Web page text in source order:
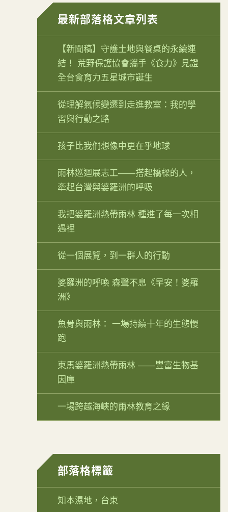
最新部落格文章列表
【新聞稿】守護土地與餐桌的永續連
結！ 荒野保護協會攜手《食力》見證
全台食育力五星城市誕生
從理解氣候變遷到走進教室：我的學
習與行動之路
孩子比我們想像中更在乎地球
雨林巡迴展志工——搭起橋樑的人，
牽起台灣與婆羅洲的呼吸
我把婆羅洲熱帶雨林 種進了每一次相
遇裡
從一個展覽，到一群人的行動
婆羅洲的呼喚 森聲不息《早安！婆羅
洲》
魚骨與雨林： 一場持續十年的生態慢
跑
東馬婆羅洲熱帶雨林 ——豐富生物基
因庫
一場跨越海峽的雨林教育之緣
部落格標籤
知本濕地，台東